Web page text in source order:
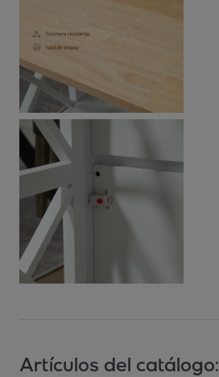
Artículos del catálogo: